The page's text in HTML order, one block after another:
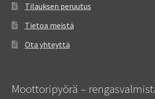
Tilauksen peruutus
Tietoa meistä
Ota yhteyttä
Moottoripyörä –